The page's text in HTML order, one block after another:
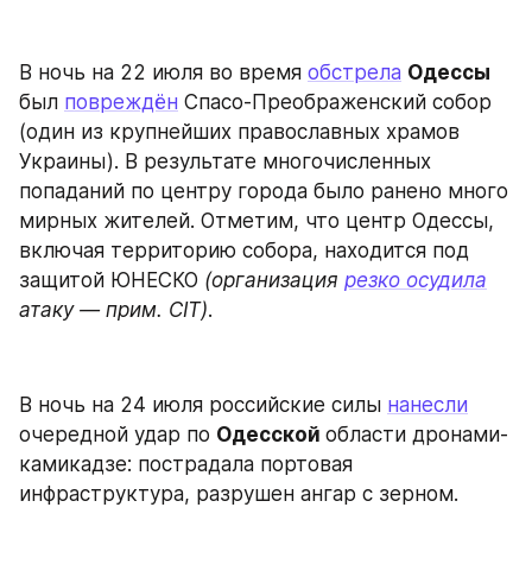
В ночь на 22 июля во время обстрела
был повреждён Спасо-Преображенский собор
(один из крупнейших православных храмов
Украины). В результате многочисленных
попаданий по центру города было ранено много
мирных жителей. Отметим, что центр Одессы,
включая территорию собора, находится под
защитой ЮНЕСКО (организация резко осудила
атаку — прим. CIT).
В ночь на 24 июля российские силы нанесли
очередной удар по Одесской области дронами-
камикадзе: пострадала портовая
инфраструктура, разрушен ангар с зерном.